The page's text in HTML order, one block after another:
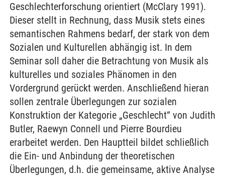
Geschlechterforschung orientiert (McClary 1991).
Dieser stellt in Rechnung, dass Musik stets eines
semantischen Rahmens bedarf, der stark von dem
Sozialen und Kulturellen abhängig ist. In dem
Seminar soll daher die Betrachtung von Musik als
kulturelles und soziales Phänomen in den
Vordergrund gerückt werden. Anschließend hieran
sollen zentrale Überlegungen zur sozialen
Konstruktion der Kategorie „Geschlecht“ von Judith
Butler, Raewyn Connell und Pierre Bourdieu
erarbeitet werden. Den Hauptteil bildet schließlich
die Ein- und Anbindung der theoretischen
Überlegungen, d.h. die gemeinsame, aktive Analyse